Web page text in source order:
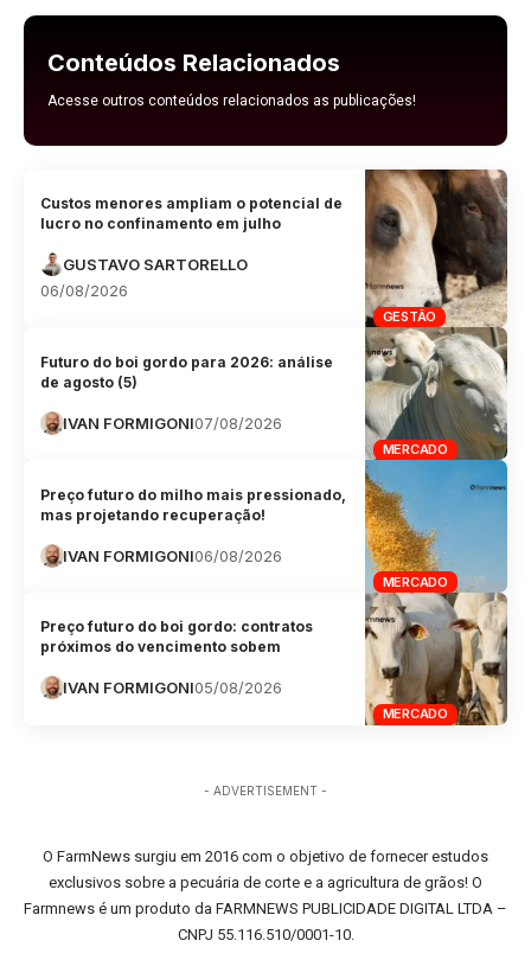
Conteúdos Relacionados
Acesse outros conteúdos relacionados as publicações!
GESTÃO
Custos menores ampliam o potencial de
lucro no confinamento em julho
GUSTAVO SARTORELLO
06/08/2026
MERCADO
Futuro do boi gordo para 2026: análise
de agosto (5)
IVAN FORMIGONI07/08/2026
MERCADO
Preço futuro do milho mais pressionado,
mas projetando recuperação!
IVAN FORMIGONI06/08/2026
MERCADO
Preço futuro do boi gordo: contratos
próximos do vencimento sobem
IVAN FORMIGONI05/08/2026
- ADVERTISEMENT -
O FarmNews surgiu em 2016 com o objetivo de fornecer estudos
exclusivos sobre a pecuária de corte e a agricultura de grãos! O
Farmnews é um produto da FARMNEWS PUBLICIDADE DIGITAL LTDA –
CNPJ 55.116.510/0001-10.